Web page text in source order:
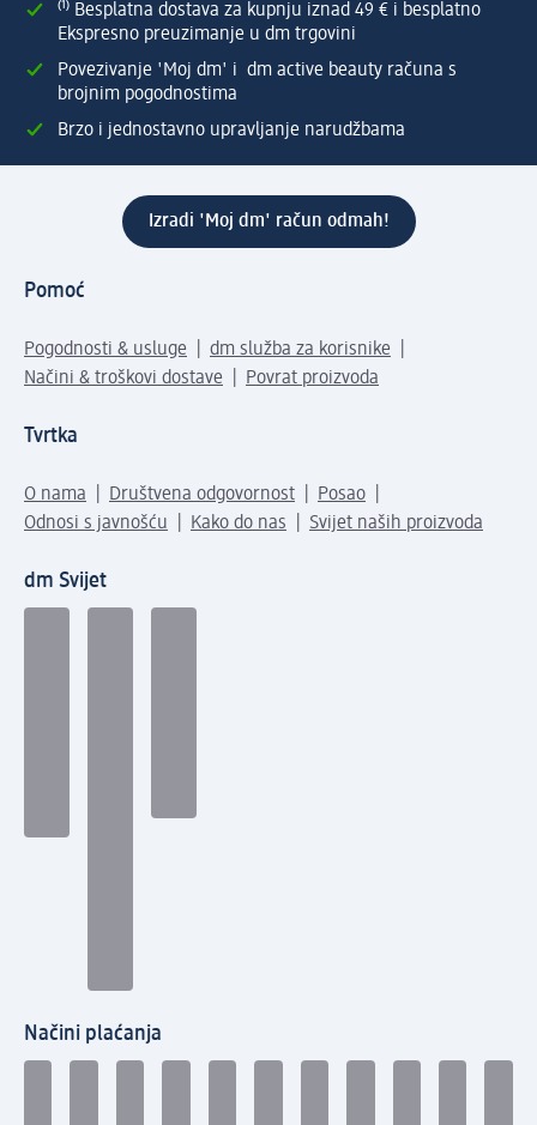
⁽¹⁾ Besplatna dostava za kupnju iznad 49 € i besplatno
Ekspresno preuzimanje u dm trgovini
Povezivanje 'Moj dm' i dm active beauty računa s
brojnim pogodnostima
Brzo i jednostavno upravljanje narudžbama
Izradi 'Moj dm' račun odmah!
Pomoć
Pogodnosti & usluge
dm služba za korisnike
Načini & troškovi dostave
Povrat proizvoda
Tvrtka
O nama Društvena odgovornost
Posao
Odnosi s javnošću
Kako do nas Svijet naših proizvoda
dm Svijet
Načini plaćanja